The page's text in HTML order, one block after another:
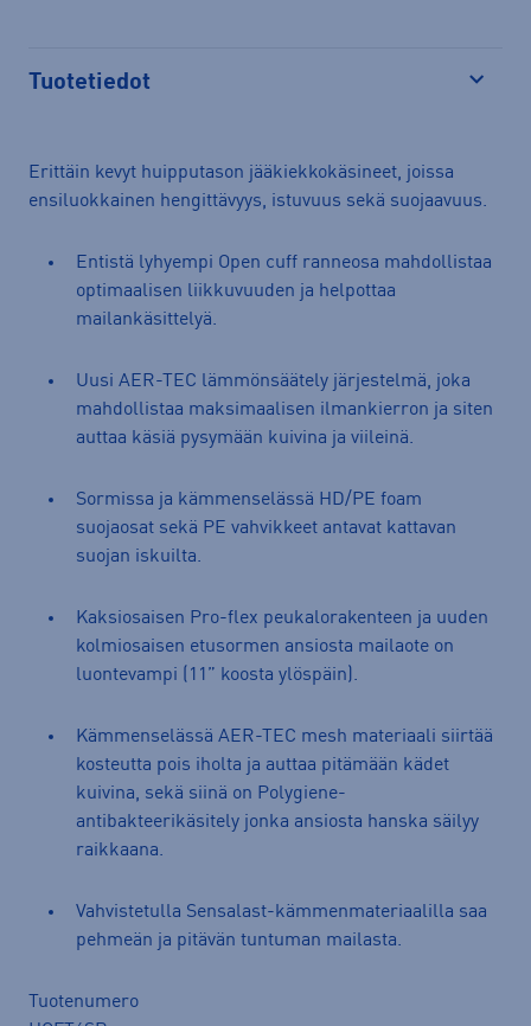
Tuotetiedot
Erittäin kevyt huipputason jääkiekkokäsineet, joissa
ensiluokkainen hengittävyys, istuvuus sekä suojaavuus.
Entistä lyhyempi Open cuff ranneosa mahdollistaa
optimaalisen liikkuvuuden ja helpottaa
mailankäsittelyä.
Uusi AER-TEC lämmönsäätely järjestelmä, joka
mahdollistaa maksimaalisen ilmankierron ja siten
auttaa käsiä pysymään kuivina ja viileinä.
Sormissa ja kämmenselässä HD/PE foam
suojaosat sekä PE vahvikkeet antavat kattavan
suojan iskuilta.
Kaksiosaisen Pro-flex peukalorakenteen ja uuden
kolmiosaisen etusormen ansiosta mailaote on
luontevampi (11” koosta ylöspäin).
Kämmenselässä AER-TEC mesh materiaali siirtää
kosteutta pois iholta ja auttaa pitämään kädet
kuivina, sekä siinä on Polygiene-
antibakteerikäsitely jonka ansiosta hanska säilyy
raikkaana.
Vahvistetulla Sensalast-kämmenmateriaalilla saa
pehmeän ja pitävän tuntuman mailasta.
Tuotenumero